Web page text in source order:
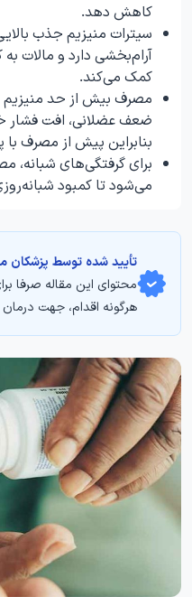
کاهش دهد.
سیترات منیزیم جذب
آرام‌بخشی دارد و مالات
کمک می‌کند.
مصرف بیش از حد منیزیم
ضعف عضلانی، افت فشار
بنابراین پیش از مصرف
برای گرفتگی‌های
می‌شود تا کمبود
تأیید‌‌‌‌‌‌‌ شده توسط
محتوای این مقاله صرفا
هرگونه اقدام، جهت درمان